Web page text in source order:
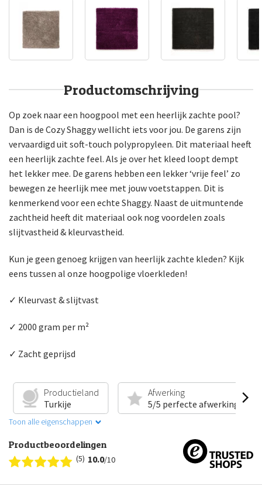
Productomschrijving
Op zoek naar een hoogpool met een heerlijk zachte pool?
Dan is de Cozy Shaggy wellicht iets voor jou. De garens zijn
vervaardigd uit soft-touch polypropyleen. Dit materiaal heeft
een heerlijk zachte feel. Als je over het kleed loopt dempt
het lekker mee. De garens hebben een lekker ‘vrije feel’ zo
bewegen ze heerlijk mee met jouw voetstappen. Dit is
kenmerkend voor een echte Shaggy. Naast de uitmuntende
zachtheid heeft dit materiaal ook nog voordelen zoals
slijtvastheid & kleurvastheid.
Kun je geen genoeg krijgen van heerlijk zachte kleden? Kijk
eens tussen al onze hoogpolige vloerkleden!
✓ Kleurvast & slijtvast
✓ 2000 gram per m²
✓ Zacht geprijsd
Productieland
Turkije
Afwerking
5/5 perfecte afwerking
Toon alle eigenschappen
Productbeoordelingen
(5) 10.0/10